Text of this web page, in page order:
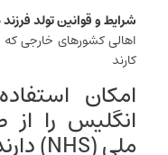
شرایط و قوانین تولد
اهالی کشورهای خارجی
کارند
امکان
انگلیس را
ملی (NHS) دارند.